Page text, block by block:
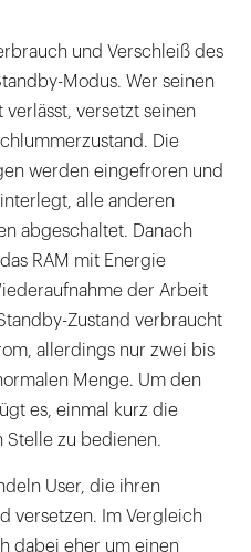
und Verschleiß des
Modus. Wer seinen
versetzt seinen
Die
werden eingefroren und
alle anderen
abgeschaltet. Danach
RAM mit Energie
der Arbeit
Zustand verbraucht
allerdings nur zwei bis
Menge. Um den
es, einmal kurz die
Stelle zu bedienen.
User, die ihren
versetzen. Im Vergleich
dabei eher um einen